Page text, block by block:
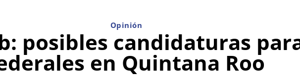
Opinión
posibles candidaturas
en Quintana Roo